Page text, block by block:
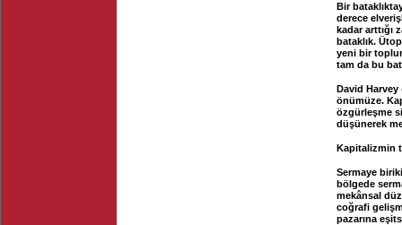
Bir
derece
kadar arttığı
bataklık.
yeni bir
tam da bu
David Harvey
önümüze.
özgürleşme
düşünerek
Kapitalizmin
Sermaye
bölgede
mekânsal
coğrafi
pazarına